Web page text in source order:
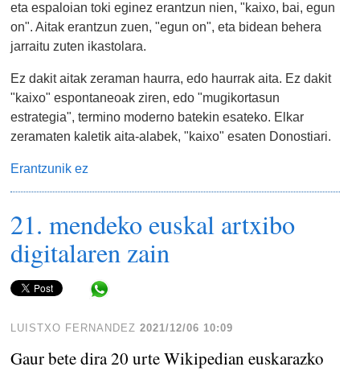
eta espaloian toki eginez erantzun nien, "kaixo, bai, egun
on". Aitak erantzun zuen, "egun on", eta bidean behera
jarraitu zuten ikastolara.
Ez dakit aitak zeraman haurra, edo haurrak aita. Ez dakit
"kaixo" espontaneoak ziren, edo "mugikortasun
estrategia", termino moderno batekin esateko. Elkar
zeramaten kaletik aita-alabek, "kaixo" esaten Donostiari.
Erantzunik ez
21. mendeko euskal artxibo
digitalaren zain
LUISTXO FERNANDEZ 2021/12/06 10:09
Gaur bete dira 20 urte Wikipedian euskarazko